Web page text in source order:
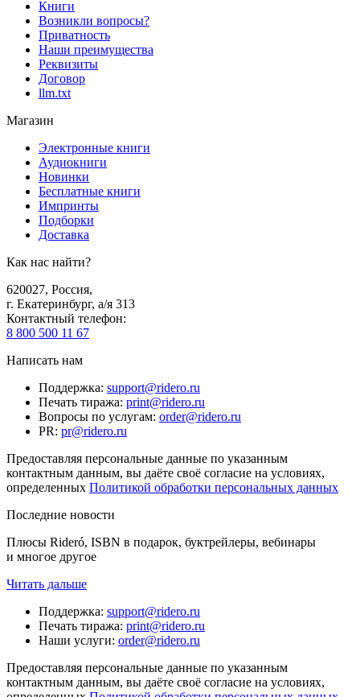
Книги
Возникли вопросы?
Приватность
Наши преимущества
Реквизиты
Договор
llm.txt
Магазин
Электронные книги
Аудиокниги
Новинки
Бесплатные книги
Импринты
Подборки
Доставка
Как нас найти?
620027, Россия,
г. Екатеринбург, а/я 313
Контактный телефон:
8 800 500 11 67
Написать нам
Поддержка: support@ridero.ru
Печать тиража: print@ridero.ru
Вопросы по услугам: order@ridero.ru
PR: pr@ridero.ru
Предоставляя персональные данные по указанным
контактным данным, вы даёте своё согласие на условиях,
определенных Политикой обработки персональных данных
Последние новости
Плюсы Rideró, ISBN в подарок, буктрейлеры, вебинары
и многое другое
Читать дальше
Поддержка: support@ridero.ru
Печать тиража: print@ridero.ru
Наши услуги: order@ridero.ru
Предоставляя персональные данные по указанным
контактным данным, вы даёте своё согласие на условиях,